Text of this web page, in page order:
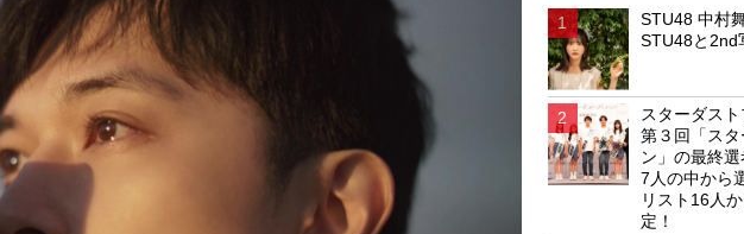
STU48 中村
STU48と2nd
スターダス
第３回「ス
ン」の最終
7人の中から
リスト16人
定！